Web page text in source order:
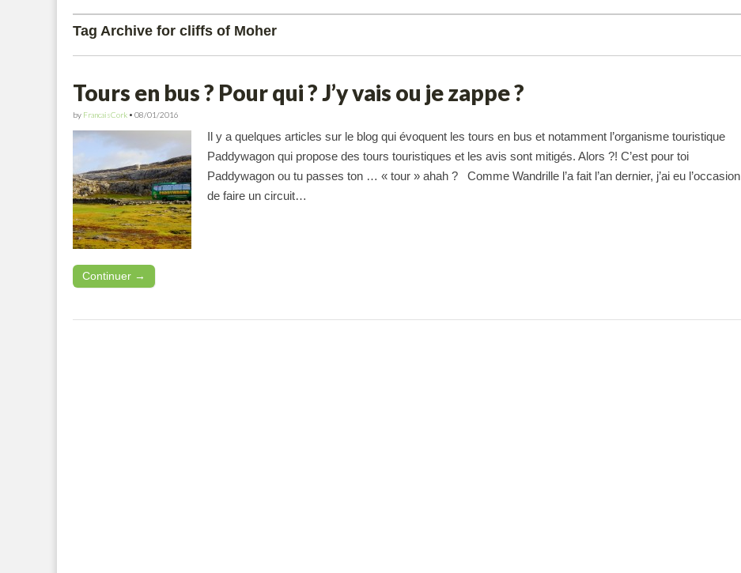
Tag Archive for cliffs of Moher
Tours en bus ? Pour qui ? J’y vais ou je zappe ?
by FrancaisCork • 08/01/2016
Il y a quelques articles sur le blog qui évoquent les tours en bus et notamment l’organisme touristique
Paddywagon qui propose des tours touristiques et les avis sont mitigés. Alors ?! C’est pour toi
Paddywagon ou tu passes ton … « tour » ahah ? Comme Wandrille l’a fait l’an dernier, j’ai eu l’occasion
de faire un circuit…
Continuer →